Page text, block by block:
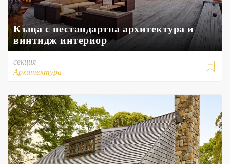
Къща с нестандартна архитектура и
винтидж интериор

секция
Архитектура